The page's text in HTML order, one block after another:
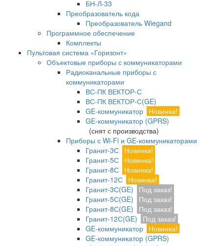
БН-Л-33
Преобразователь кода
Преобразователь Wiegand
Программное обеспечение
Комплекты
Пультовая система «Горизонт»
Объектовые приборы с коммуникаторами
Радиоканальные приборы с
коммуникаторами
ВС-ПК ВЕКТОР-С
ВС-ПК ВЕКТОР-С(GE)
GE-коммуникатор Новинка!
GE-коммуникатор (GPRS)
(снят с производства)
Приборы с Wi-Fi и GE-коммуникаторами
Гранит-3С Новинка!
Гранит-5С Новинка!
Гранит-8С Новинка!
Гранит-12С Новинка!
Гранит-3С(GE)
Под заказ!
Гранит-5С(GE)
Под заказ!
Гранит-8С(GE)
Под заказ!
Гранит-12С(GE)
Под заказ!
GE-коммуникатор Новинка!
GE-коммуникатор (GPRS)